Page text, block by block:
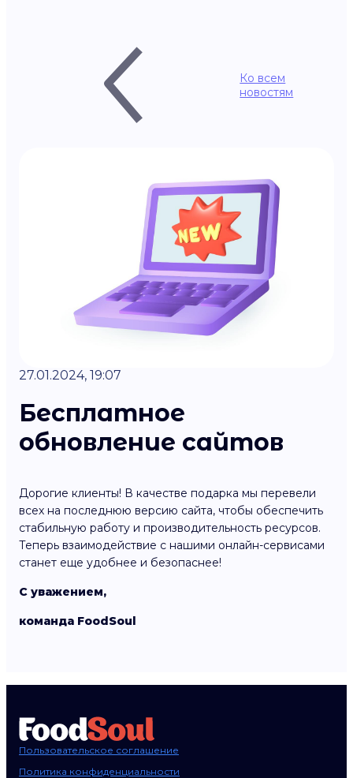
Ко всем
новостям
27.01.2024, 19:07
Бесплатное
обновление сайтов
Дорогие клиенты! В качестве подарка мы перевели
всех на последнюю версию сайта, чтобы обеспечить
стабильную работу и производительность ресурсов.
Теперь взаимодействие с нашими онлайн-сервисами
станет еще удобнее и безопаснее!
С уважением,
команда FoodSoul
Пользовательское соглашение
Политика конфиденциальности